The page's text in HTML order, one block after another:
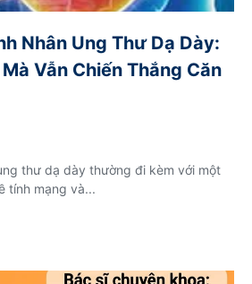
Nhân Ung Thư Dạ Dày:
Vẫn Chiến Thắng Căn
thư dạ dày thường đi kèm với một
tính mạng và...